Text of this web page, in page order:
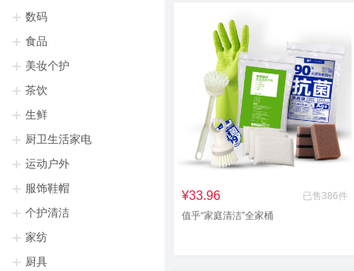
数码
食品
美妆个护
茶饮
生鲜
厨卫生活家电
运动户外
服饰鞋帽
个护清洁
家纺
厨具
¥33.96
已售386件
值乎“家庭清洁”全家桶